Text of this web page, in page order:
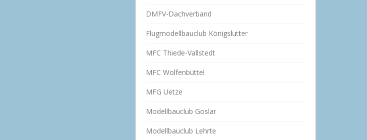
DMFV-Dachverband
Flugmodellbauclub Königslutter
MFC Thiede-Vallstedt
MFC Wolfenbüttel
MFG Uetze
Modellbauclub Goslar
Modellbauclub Lehrte